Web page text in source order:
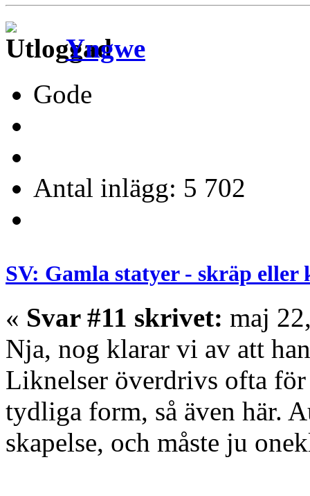
Yngwe
Gode
Antal inlägg: 5 702
SV: Gamla statyer - skräp
« Svar #11 skrivet: maj
Nja, nog klarar vi av att
Liknelser överdrivs ofta
tydliga form, så även här.
skapelse, och måste ju